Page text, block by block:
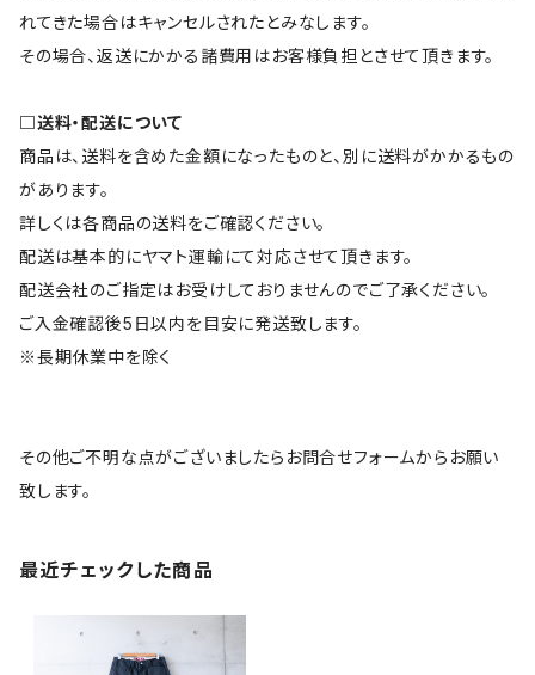
れてきた場合はキャンセルされたとみなします。
その場合、返送にかかる諸費用はお客様負担とさせて頂きます。
□送料・配送について
商品は、送料を含めた金額になったものと、別に送料がかかるもの
があります。
詳しくは各商品の送料をご確認ください。
配送は基本的にヤマト運輸にて対応させて頂きます。
配送会社のご指定はお受けしておりませんのでご了承ください。
ご入金確認後5日以内を目安に発送致します。
※長期休業中を除く
その他ご不明な点がございましたらお問合せフォームからお願い
致します。
最近チェックした商品